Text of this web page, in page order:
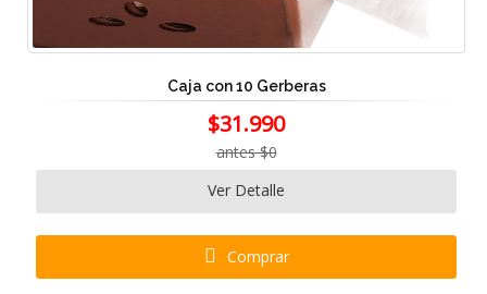
Caja con 10 Gerberas
$31.990
antes $0
Ver Detalle
Comprar